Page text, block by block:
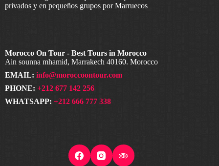
privados y en pequeños grupos por Marruecos
Morocco On Tour - Best Tours in Morocco
Ain sounna mhamid, Marrakech 40160. Morocco
EMAIL: info@moroccoontour.com
PHONE: +212 677 142 256
WHATSAPP: +212 666 777 338